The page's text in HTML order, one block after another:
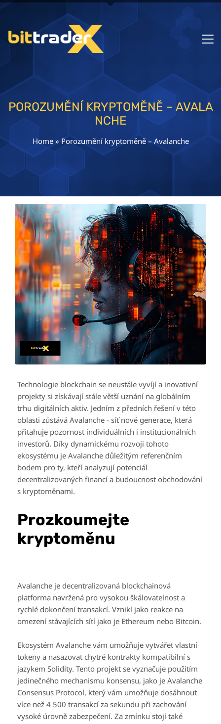
POROZUMĚNÍ KRYPTOMĚNĚ – AVALA
NCHE
Home»Porozumění kryptoměně – Avalanche
Technologie blockchain se neustále vyvíjí a inovativní
projekty si získávají stále větší uznání na globálním
trhu digitálních aktiv. Jedním z předních řešení v této
oblasti zůstává Avalanche - síť nové generace, která
přitahuje pozornost individuálních i institucionálních
investorů. Díky dynamickému rozvoji tohoto
ekosystému je Avalanche důležitým referenčním
bodem pro ty, kteří analyzují potenciál
decentralizovaných financí a budoucnost obchodování
s kryptoměnami.
Prozkoumejte
kryptoměnu
Avalanche je decentralizovaná blockchainová
platforma navržená pro vysokou škálovatelnost a
rychlé dokončení transakcí. Vznikl jako reakce na
omezení stávajících sítí jako je Ethereum nebo Bitcoin.
Ekosystém Avalanche vám umožňuje vytvářet vlastní
tokeny a nasazovat chytré kontrakty kompatibilní s
jazykem Solidity. Tento projekt se vyznačuje použitím
jedinečného mechanismu konsensu, jako je Avalanche
Consensus Protocol, který vám umožňuje dosáhnout
více než 4 500 transakcí za sekundu při zachování
vysoké úrovně zabezpečení. Za zmínku stojí také